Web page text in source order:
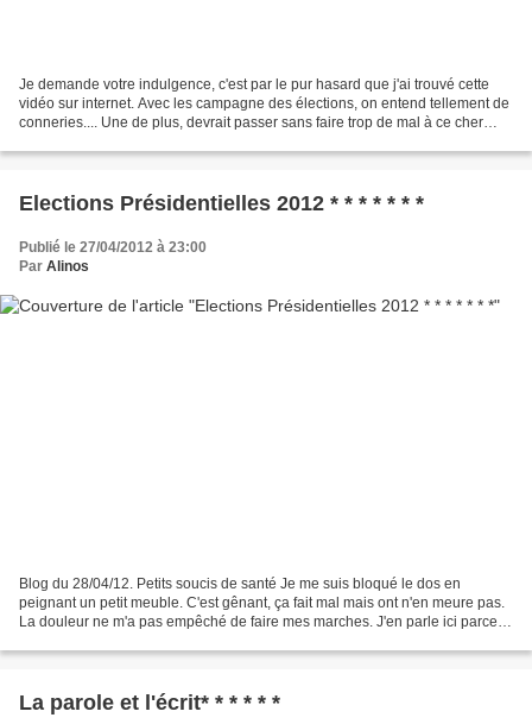
Je demande votre indulgence, c'est par le pur hasard que j'ai trouvé cette
vidéo sur internet. Avec les campagne des élections, on entend tellement de
conneries.... Une de plus, devrait passer sans faire trop de mal à ce cher
Elections Présidentielles 2012 * * * * * * *
Publié le 27/04/2012 à 23:00
Par Alinos
Blog du 28/04/12. Petits soucis de santé Je me suis bloqué le dos en
peignant un petit meuble. C'est gênant, ça fait mal mais ont n'en meure pas.
La douleur ne m'a pas empêché de faire mes marches. J'en parle ici parce
La parole et l'écrit* * * * * *